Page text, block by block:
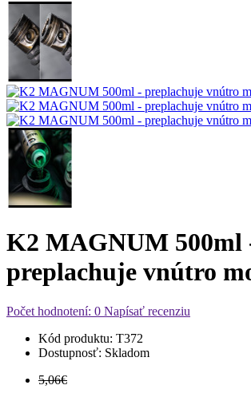
K2 MAGNUM 500ml
preplachuje vnútro
Počet hodnotení: 0 Napísať recenziu
Kód produktu: T372
Dostupnosť: Skladom
5,06€